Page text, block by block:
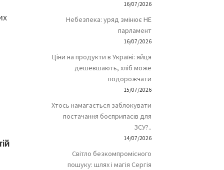
16/07/2026
Небезпека: уряд змінює НЕ
парламент
16/07/2026
Ціни на продукти в Україні: яйця
дешевшають, хліб може
подорожчати
15/07/2026
Хтось намагається заблокувати
постачання боєприпасів для
ЗСУ?..
14/07/2026
Світло безкомпромісного
пошуку: шлях і магія Сергія